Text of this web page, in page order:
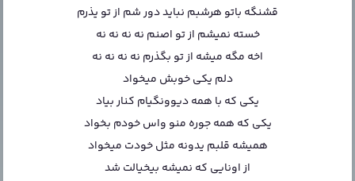
قشنگه باتو هرشبم نباید دور شم از تو یذرم
خسته نمیشم از تو اصنم نه نه نه نه
اخه مگه میشه از تو بگذرم نه نه نه نه
دلم یکی خوبش میخواد
یکی که با همه دیوونگیام کنار بیاد
یکی که همه جوره منو واس خودم بخواد
همیشه قلبم یدونه مثل خودت میخواد
از اونایی که نمیشه بیخیالت شد